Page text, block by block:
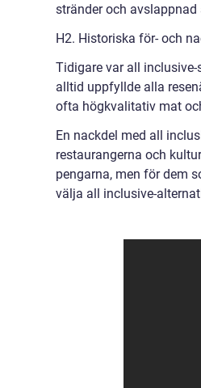
stränder och avslappnad
H2. Historiska för- och
Tidigare var all
alltid uppfyllde alla
ofta högkvalitativ mat
En nackdel med all
restaurangerna och
pengarna, men för dem
välja all inclusive-